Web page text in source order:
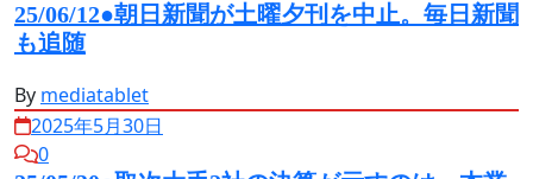
25/06/12●朝日新聞が土曜夕刊を中止。毎日新聞
も追随
By mediatablet
2025年5月30日
0